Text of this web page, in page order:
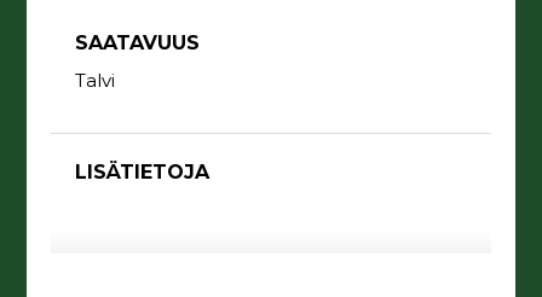
SAATAVUUS
Talvi
LISÄTIETOJA